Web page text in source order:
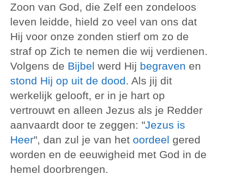
Zoon van God, die Zelf een zondeloos
leven leidde, hield zo veel van ons dat
Hij voor onze zonden stierf om zo de
straf op Zich te nemen die wij verdienen.
Volgens de Bijbel werd Hij begraven en
stond Hij op uit de dood. Als jij dit
werkelijk gelooft, er in je hart op
vertrouwt en alleen Jezus als je Redder
aanvaardt door te zeggen: "Jezus is
Heer", dan zul je van het oordeel gered
worden en de eeuwigheid met God in de
hemel doorbrengen.